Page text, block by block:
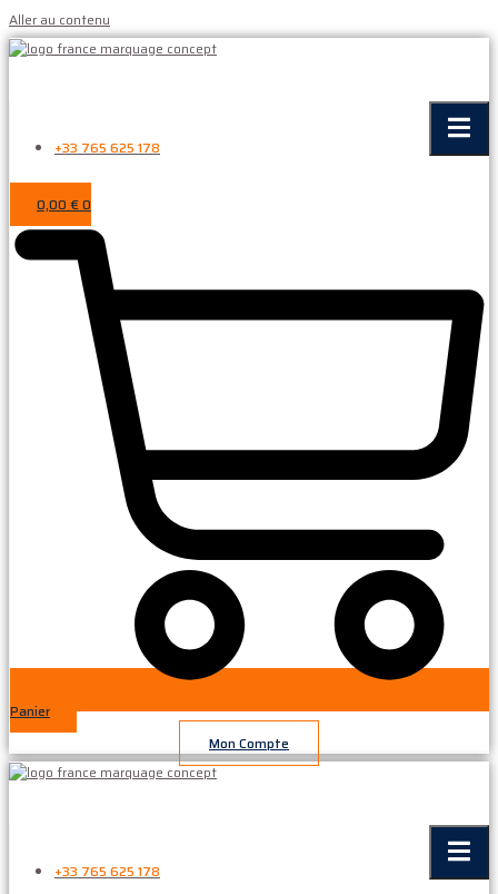
Aller au contenu
+33 765 625 178
0,00 €0
Panier
Mon Compte
+33 765 625 178